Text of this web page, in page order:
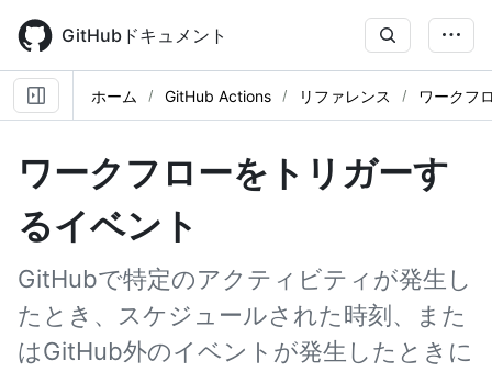
main
content
GitHubドキュメント
ホーム GitHub Actions リファレンス ワークフ
ワークフローをトリガーす
るイベント
GitHubで特定のアクティビティが発生し
たとき、スケジュールされた時刻、また
はGitHub外のイベントが発生したときに